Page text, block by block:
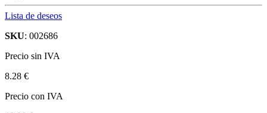
Lista de deseos
SKU: 002686
Precio sin IVA
8.28 €
Precio con IVA